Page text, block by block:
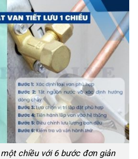
chiều với 6 bước đơn giản